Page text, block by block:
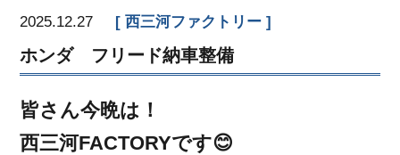
2025.12.27 西三河ファクトリー
ホンダ フリード納車整備
皆さん今晩は！
西三河FACTORYです😊